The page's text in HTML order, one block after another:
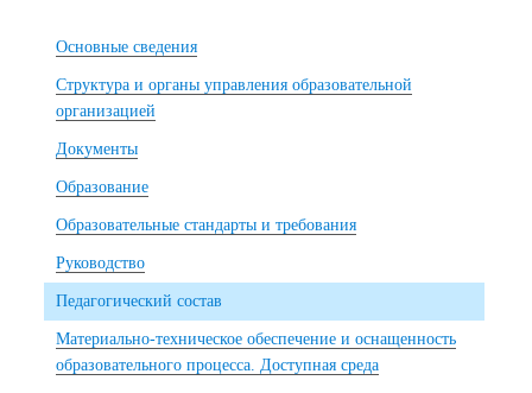
Основные сведения
Структура и органы управления образовательной
организацией
Документы
Образование
Образовательные стандарты и требования
Руководство
Педагогический состав
Материально-техническое обеспечение и оснащенность
образовательного процесса. Доступная среда